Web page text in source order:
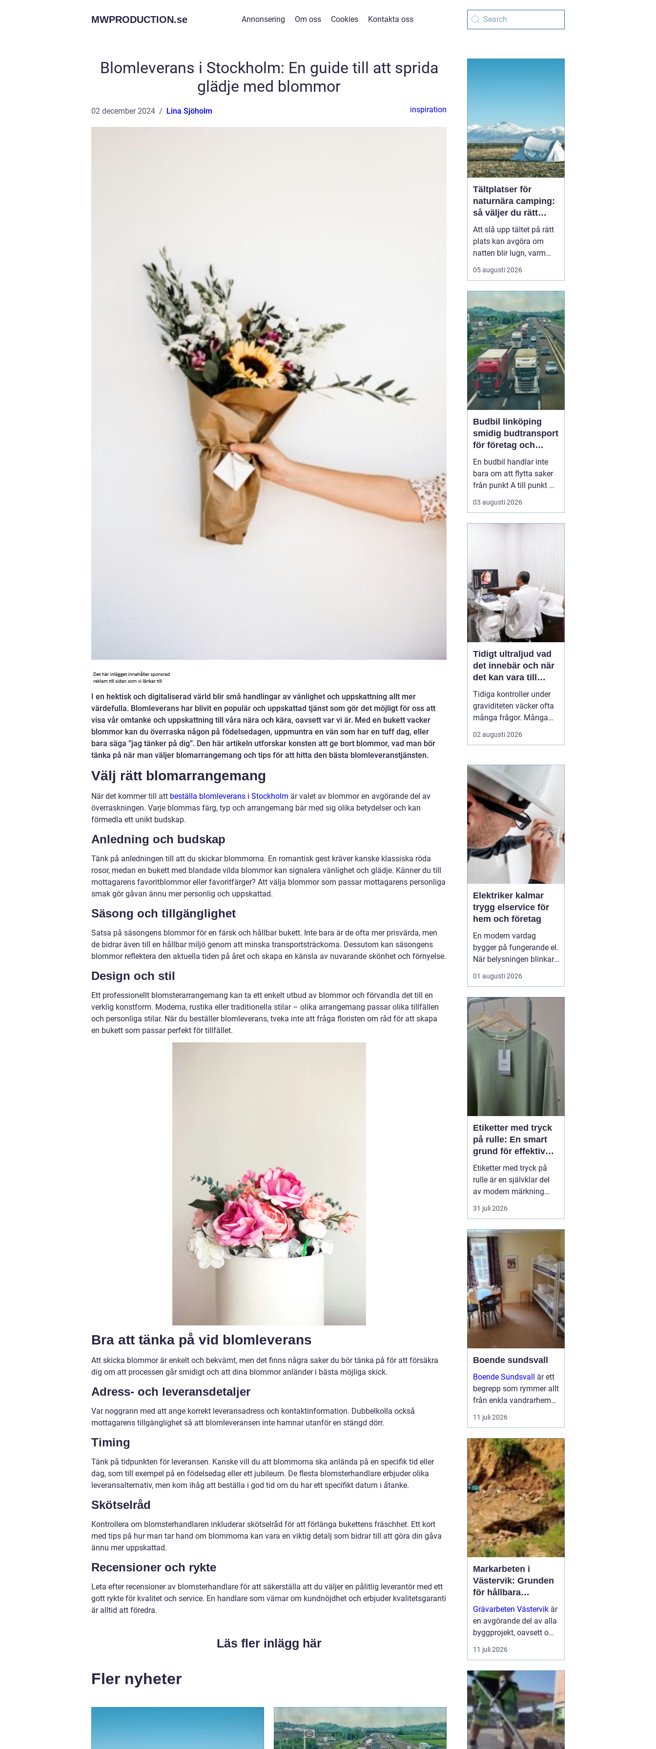
MWPRODUCTION.se Annonsering Om oss Cookies Kontakta oss
Blomleverans i Stockholm: En guide till att sprida
glädje med blommor
02 december 2024 Lina Sjöholm inspiration
I en hektisk och digitaliserad värld blir små handlingar av vänlighet och uppskattning allt mer
värdefulla. Blomleverans har blivit en populär och uppskattad tjänst som gör det möjligt för oss att
visa vår omtanke och uppskattning till våra nära och kära, oavsett var vi är. Med en bukett vacker
blommor kan du överraska någon på födelsedagen, uppmuntra en vän som har en tuff dag, eller
bara säga ”jag tänker på dig”. Den här artikeln utforskar konsten att ge bort blommor, vad man bör
tänka på när man väljer blomarrangemang och tips för att hitta den bästa blomleveranstjänsten.
Välj rätt blomarrangemang
När det kommer till att beställa blomleverans i Stockholm är valet av blommor en avgörande del av
överraskningen. Varje blommas färg, typ och arrangemang bär med sig olika betydelser och kan
förmedla ett unikt budskap.
Anledning och budskap
Tänk på anledningen till att du skickar blommorna. En romantisk gest kräver kanske klassiska röda
rosor, medan en bukett med blandade vilda blommor kan signalera vänlighet och glädje. Känner du till
mottagarens favoritblommor eller favoritfärger? Att välja blommor som passar mottagarens personliga
smak gör gåvan ännu mer personlig och uppskattad.
Säsong och tillgänglighet
Satsa på säsongens blommor för en färsk och hållbar bukett. Inte bara är de ofta mer prisvärda, men
de bidrar även till en hållbar miljö genom att minska transportsträckorna. Dessutom kan säsongens
blommor reflektera den aktuella tiden på året och skapa en känsla av nuvarande skönhet och förnyelse.
Design och stil
Ett professionellt blomsterarrangemang kan ta ett enkelt utbud av blommor och förvandla det till en
verklig konstform. Moderna, rustika eller traditionella stilar – olika arrangemang passar olika tillfällen
och personliga stilar. När du beställer blomleverans, tveka inte att fråga floristen om råd för att skapa
en bukett som passar perfekt för tillfället.
Bra att tänka på vid blomleverans
Att skicka blommor är enkelt och bekvämt, men det finns några saker du bör tänka på för att försäkra
dig om att processen går smidigt och att dina blommor anländer i bästa möjliga skick.
Adress- och leveransdetaljer
Var noggrann med att ange korrekt leveransadress och kontaktinformation. Dubbelkolla också
mottagarens tillgänglighet så att blomleveransen inte hamnar utanför en stängd dörr.
Timing
Tänk på tidpunkten för leveransen. Kanske vill du att blommorna ska anlända på en specifik tid eller
dag, som till exempel på en födelsedag eller ett jubileum. De flesta blomsterhandlare erbjuder olika
leveransalternativ, men kom ihåg att beställa i god tid om du har ett specifikt datum i åtanke.
Skötselråd
Kontrollera om blomsterhandlaren inkluderar skötselråd för att förlänga bukettens fräschhet. Ett kort
med tips på hur man tar hand om blommorna kan vara en viktig detalj som bidrar till att göra din gåva
ännu mer uppskattad.
Recensioner och rykte
Leta efter recensioner av blomsterhandlare för att säkerställa att du väljer en pålitlig leverantör med ett
gott rykte för kvalitet och service. En handlare som värnar om kundnöjdhet och erbjuder kvalitetsgaranti
är alltid att föredra.
Läs fler inlägg här
Fler nyheter
Tältplatser för
naturnära camping:
så väljer du rätt
plats
Att slå upp tältet på rätt
plats kan avgöra om
natten blir lugn, varm
och trivsam eller kall,
blöt och stökig. När fler
och skärmar
tältplatser enenkel väg
till lugn, n...
05 augusti 2026
Budbil linköping
smidig budtransport
för företag och
privatpersoner
En budbil handlar inte
bara om att flytta saker
från punkt A till punkt B.
För många företag i
Linköping är den en
från akuta hämtningar
till tunga lyft som inte
få...
03 augusti 2026
Tidigt ultraljud vad
det innebär och när
det kan vara till
hjälp
Tidiga kontroller under
graviditeten väcker ofta
många frågor. Många
undrar när ultraljud kan
göras, vad som går att
undersökningen kan
säga något om barnets
hälsa. Tidigt ultraljud
har utvecklats mycket de
senaste åren och
används i dag bå...
02 augusti 2026
Elektriker kalmar
trygg elservice för
hem och företag
En modern vardag
bygger på fungerande el.
När belysningen blinkar,
propparna går eller en ny
laddbox ska på plats
lösningar. En kunnig
elektriker ser till att
anläggningen är säker,
laglig och anpassad
efter verkliga behov. I K...
01 augusti 2026
Etiketter med tryck
på rulle: En smart
grund för effektiv
märkning
Etiketter med tryck på
rulle är en självklar del
av modern märkning
inom industri, handel
och logistik. Oavsett om
handel eller tekniska
produkter krävs
lösningar som är
effektiva, drif...
31 juli 2026
Boende sundsvall
Boende Sundsvall är ett
begrepp som rymmer allt
från enkla vandrarhem
till hotell och
långtidsboenden, och
som passar många olika
behov och plånböcker.
Boende sundsvall för...
11 juli 2026
Markarbeten i
Västervik: Grunden
för hållbara
byggprojekt
Grävarbeten Västervik är
en avgörande del av alla
byggprojekt, oavsett om
det handlar om ett nytt
småhus, en skogs...
11 juli 2026